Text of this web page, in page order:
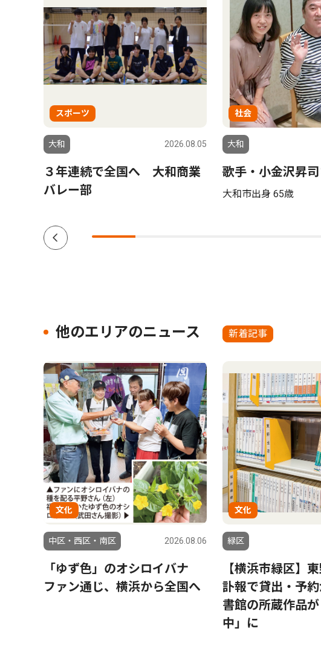
スポーツ
大和 2026.08.05
３年連続で全国へ 大和商業
バレー部
社会
大和
歌手・小金沢昇
大和市出身 65歳
他のエリアのニュース 新着記事
文化
中区・西区・南区 2026.08.06
「ゆず色」のオシロイバナ
ファン通じ、横浜から全国へ
文化
緑区
【横浜市緑区】
訃報で貸出・予
書館の所蔵作品
中」に